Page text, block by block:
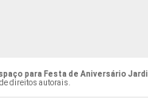
para Festa de Aniversário
direitos autorais